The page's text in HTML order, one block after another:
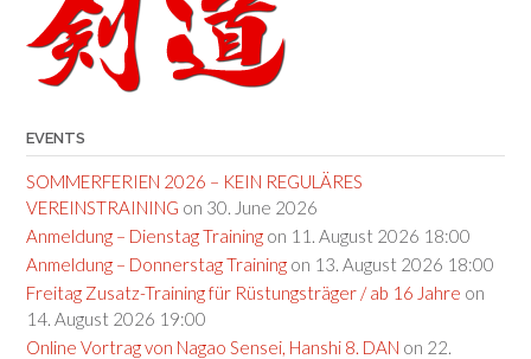
EVENTS
SOMMERFERIEN 2026 – KEIN REGULÄRES
VEREINSTRAINING on 30. June 2026
Anmeldung – Dienstag Training on 11. August 2026 18:00
Anmeldung – Donnerstag Training on 13. August 2026 18:00
Freitag Zusatz-Training für Rüstungsträger / ab 16 Jahre on
14. August 2026 19:00
Online Vortrag von Nagao Sensei, Hanshi 8. DAN on 22.